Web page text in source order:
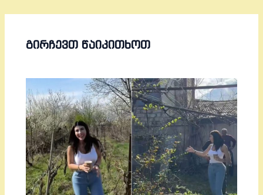
ᲒᲘᲠᲩᲔᲕᲗ ᲬᲐᲘᲙᲘᲗᲮᲝᲗ